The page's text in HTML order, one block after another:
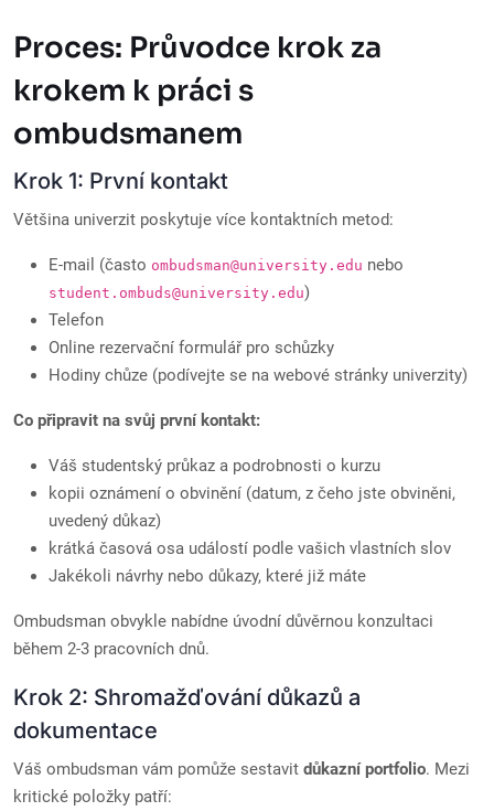
Proces: Průvodce krok za
krokem k práci s
ombudsmanem
Krok 1: První kontakt
Většina univerzit poskytuje více kontaktních metod:
E-mail (často ombudsman@university.edu nebo
student.ombuds@university.edu)
Telefon
Online rezervační formulář pro schůzky
Hodiny chůze (podívejte se na webové stránky univerzity)
Co připravit na svůj první kontakt:
Váš studentský průkaz a podrobnosti o kurzu
kopii oznámení o obvinění (datum, z čeho jste obviněni,
uvedený důkaz)
krátká časová osa událostí podle vašich vlastních slov
Jakékoli návrhy nebo důkazy, které již máte
Ombudsman obvykle nabídne úvodní důvěrnou konzultaci
během 2-3 pracovních dnů.
Krok 2: Shromažďování důkazů a
dokumentace
Váš ombudsman vám pomůže sestavit důkazní portfolio. Mezi
kritické položky patří: